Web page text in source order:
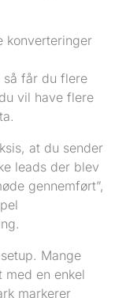
konverteringer
så får du flere
vil have flere
at du sender
leads der blev
gennemført”,
Mange
med en enkel
markerer